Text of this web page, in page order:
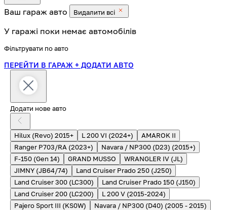
Ваш гараж авто Видалити всі
У гаражі поки немає автомобілів
Фільтрувати по авто
ПЕРЕЙТИ В ГАРАЖ + ДОДАТИ АВТО
Додати нове авто
Hilux (Revo) 2015+ L 200 VI (2024+)
AMAROK II
Ranger P703/RA (2023+)
Navara / NP300 (D23) (2015+)
F-150 (Gen 14)
GRAND MUSSO
WRANGLER IV (JL)
JIMNY (JB64/74)
Land Cruiser Prado 250 (J250)
Land Cruiser 300 (LC300)
Land Cruiser Prado 150 (J150)
Land Cruiser 200 (LC200)
L 200 V (2015-2024)
Pajero Sport III (KS0W)
Navara / NP300 (D40) (2005 - 2015)